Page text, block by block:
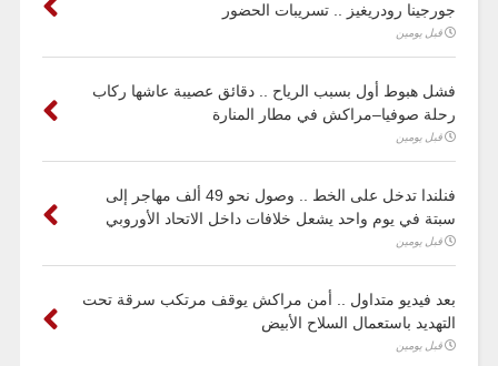
جورجينا رودريغيز .. تسريبات الحضور
قبل يومين
فشل هبوط أول بسبب الرياح .. دقائق عصيبة عاشها ركاب
رحلة صوفيا–مراكش في مطار المنارة
قبل يومين
فنلندا تدخل على الخط .. وصول نحو 49 ألف مهاجر إلى
سبتة في يوم واحد يشعل خلافات داخل الاتحاد الأوروبي
قبل يومين
بعد فيديو متداول .. أمن مراكش يوقف مرتكب سرقة تحت
التهديد باستعمال السلاح الأبيض
قبل يومين